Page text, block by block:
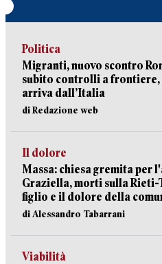
Politica
Migranti, nuovo scontro
subito controlli a
arriva dall’Italia
di Redazione web
Il dolore
Massa: chiesa gremita per
Graziella, morti sulla Rieti-
figlio e il dolore della
di Alessandro Tabarrani
Viabilità